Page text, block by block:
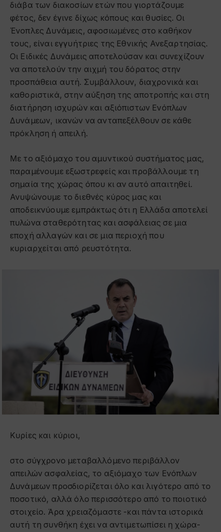
διάβα των διακοσίων ετών που γιορτάζουμε
φέτος, δεν έγινε δίχως κόπους και θυσίες. Οι
Ένοπλες Δυνάμεις, αφοσιωμένες στο καθήκον
τους, είναι εγγυήτριες της Εθνικής Ανεξαρτησίας.
Οι Ειδικές Δυνάμεις αποτελούσαν και συνεχίζουν
να αποτελούν την αιχμή του δόρατος στην
προσπάθεια αυτή. Συμβάλλουν, διαχρονικά και
καθοριστικά, στην αύξηση της αποτροπής και στη
διατήρηση ισχυρών και αξιόπιστων Ενόπλων
Δυνάμεων, ικανών να ανταπεξέλθουν σε κάθε
πρόκληση ή απειλή.
Με το αξιόμαχο του αμυντικού συστήματος μας,
παραμένουμε εξωστρεφείς και προβάλλουμε τη
σημαία της χώρας όπου κι αν αυτό απαιτηθεί.
Ανυψώνουμε το διεθνές κύρος μας και
αποδεικνύουμε εμπράκτως ότι η Ελλάδα αποτελεί
πυλώνα σταθερότητας και ασφάλειας σε μια
εποχή αλλαγών και σε μια περιοχή που
κυριαρχείται από ρευστότητα.
Κυρίες και κύριοι,
στο σύγχρονο μεταβαλλόμενο περιβάλλον
απειλών ασφαλείας, το αξιόμαχο των Ενόπλων
Δυνάμεων προσδιορίζεται όλο και λιγότερο από το
ποσοτικό, αλλά όλο περισσότερο από το ποιοτικό
στοιχείο. Άρα χρειαζόμαστε -και πάντα ιστορικά
αυτή τη συνθήκη έχει να αντιμετωπίσει η χώρα-